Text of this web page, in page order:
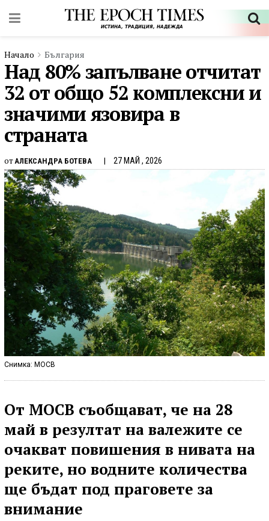
Начало България
Над 80% запълване отчитат
32 от общо 52 комплексни и
значими язовира в
страната
от АЛЕКСАНДРА БОТЕВА 27 МАЙ , 2026
Снимка: МОСВ
От МОСВ съобщават, че на 28
май в резултат на валежите се
очакват повишения в нивата на
реките, но водните количества
ще бъдат под праговете за
внимание